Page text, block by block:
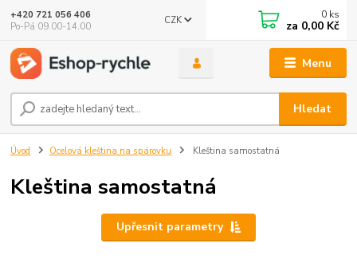
Menu
CZK
Hledat
+420 721 056 406
Po-Pá 09.00-14.00
0 ks
za 0,00 Kč
Úvod Ocelová kleština na spárovku Kleština samostatná
Kleština samostatná
Upřesnit parametry